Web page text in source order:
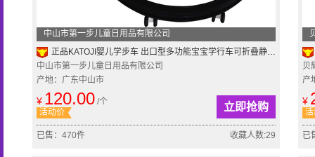
中山市第一步儿童日用品有限公司
正品KATOJI婴儿学步车 出口型多功能宝宝学行车可折叠静音助步车
中山市第一步儿童日用品有限公司
产地：广东中山市
¥ 120.00 /个
活动价
立即抢购
已售：470件 收藏人数:29
贝
产
¥
已